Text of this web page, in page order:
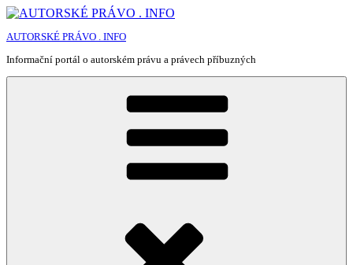
Přejít
obsahu
webu
AUTORSKÉ PRÁVO . INFO
Informační portál o autorském právu a právech příbuzných